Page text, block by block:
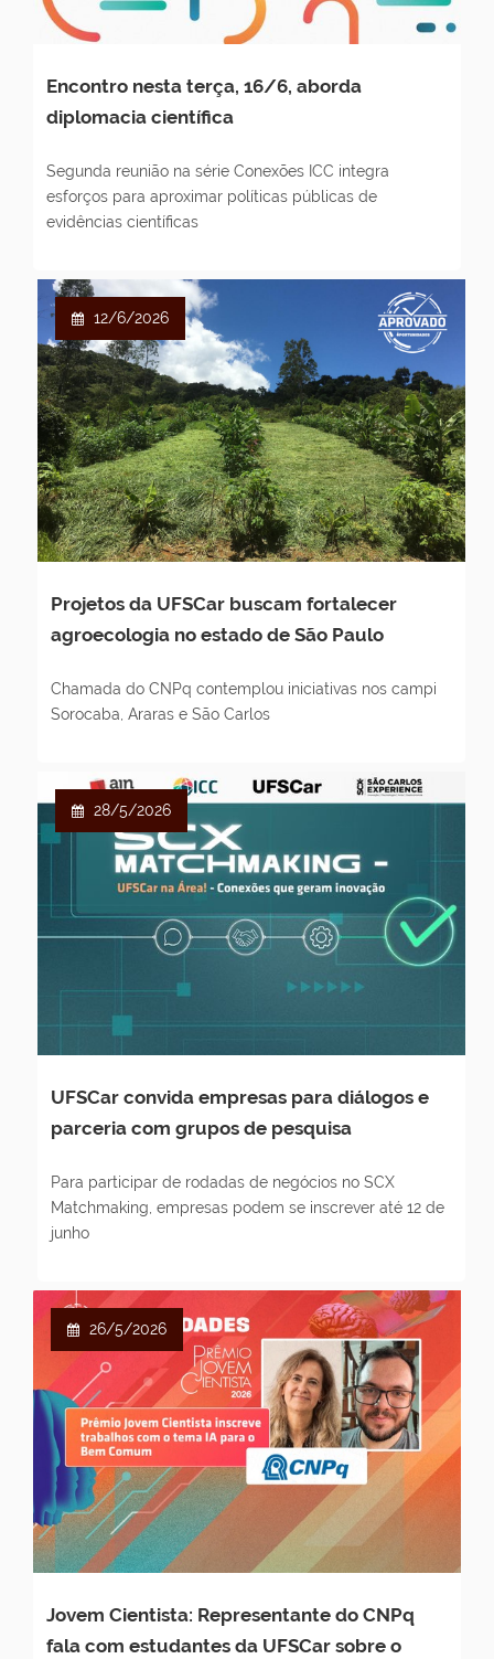
Encontro nesta terça, 16/6, aborda
diplomacia científica
Segunda reunião na série Conexões ICC integra
esforços para aproximar políticas públicas de
evidências científicas
12/6/2026
Projetos da UFSCar buscam fortalecer
agroecologia no estado de São Paulo
Chamada do CNPq contemplou iniciativas nos campi
Sorocaba, Araras e São Carlos
28/5/2026
UFSCar convida empresas para diálogos e
parceria com grupos de pesquisa
Para participar de rodadas de negócios no SCX
Matchmaking, empresas podem se inscrever até 12 de
junho
26/5/2026
Jovem Cientista: Representante do CNPq
fala com estudantes da UFSCar sobre o